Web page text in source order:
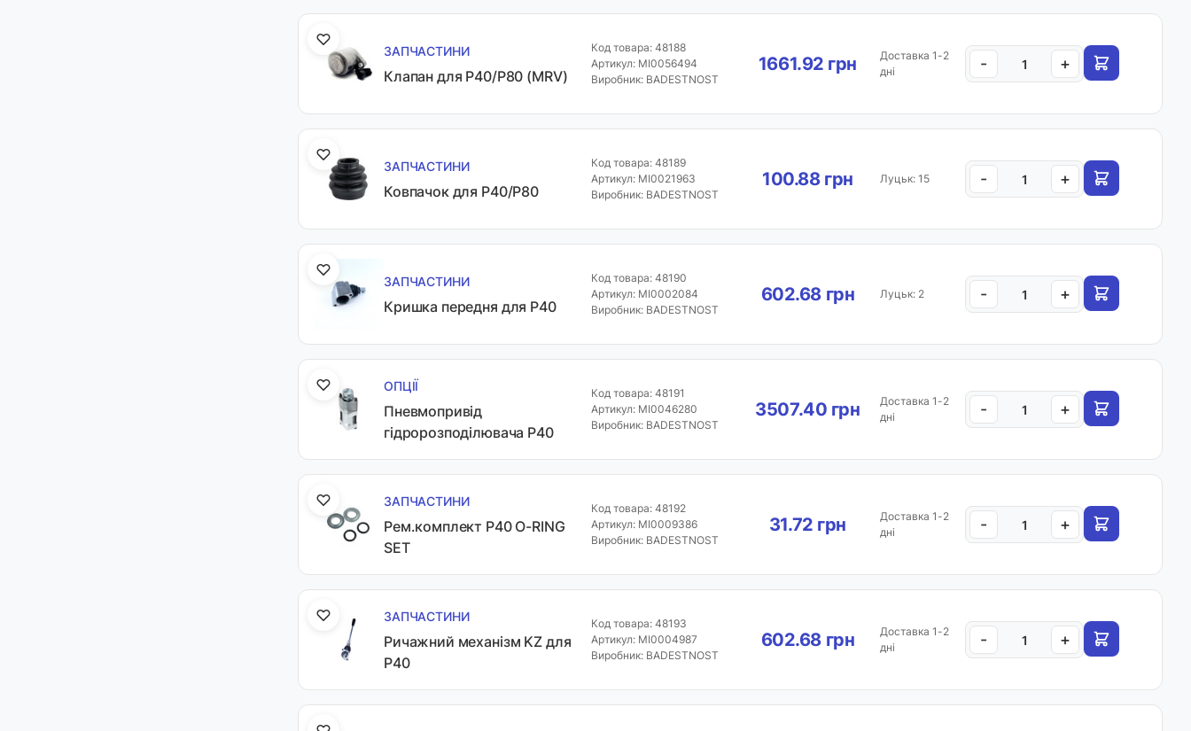
ЗАПЧАСТИНИ
Клапан для P40/P80 (MRV)
Код товара: 48188
Артикул: MI0056494
Виробник: BADESTNOST
1661.92 грн
Доставка 1-2
дні
- +
ЗАПЧАСТИНИ
Ковпачок для P40/P80
Код товара: 48189
Артикул: MI0021963
Виробник: BADESTNOST
100.88 грн Луцьк: 15 - +
ЗАПЧАСТИНИ
Кришка передня для P40
Код товара: 48190
Артикул: MI0002084
Виробник: BADESTNOST
602.68 грн Луцьк: 2 - +
ОПЦІЇ
Пневмопривід
гідророзподілювача P40
Код товара: 48191
Артикул: MI0046280
Виробник: BADESTNOST
3507.40 грн
Доставка 1-2
дні
- +
ЗАПЧАСТИНИ
Рем.комплект P40 O-RING
SET
Код товара: 48192
Артикул: MI0009386
Виробник: BADESTNOST
31.72 грн
Доставка 1-2
дні
- +
ЗАПЧАСТИНИ
Ричажний механізм KZ для
P40
Код товара: 48193
Артикул: MI0004987
Виробник: BADESTNOST
602.68 грн
Доставка 1-2
дні
- +